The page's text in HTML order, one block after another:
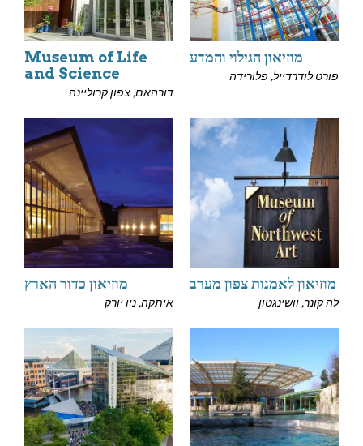
מוזיאון הגילוי והמדע
פורט לודרדייל, פלורידה
Museum of Life
and Science
דורהאם, צפון קרוליינה
מוזיאון לאמנות צפון מערב
לה קונר, וושינגטון
מוזיאון כדור הארץ
איתקה, ניו יורק